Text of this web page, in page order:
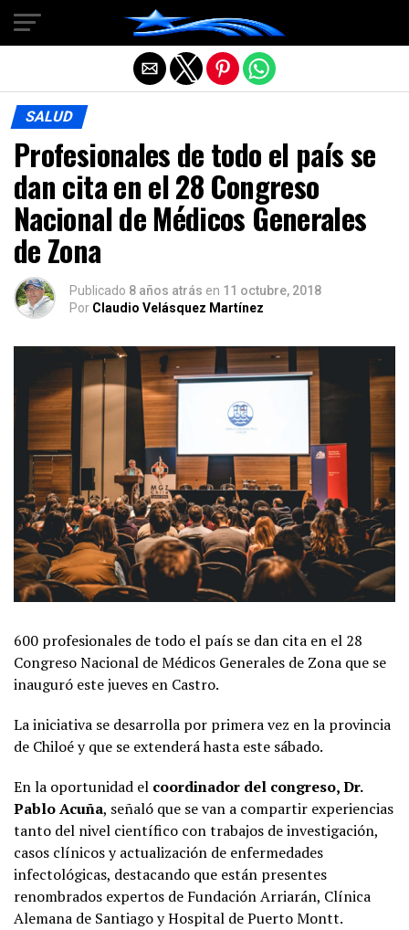
SALUD
Profesionales de todo el país se
dan cita en el 28 Congreso
Nacional de Médicos Generales
de Zona
Publicado 8 años atrás en 11 octubre, 2018
Por Claudio Velásquez Martínez
600 profesionales de todo el país se dan cita en el 28
Congreso Nacional de Médicos Generales de Zona que se
inauguró este jueves en Castro.
La iniciativa se desarrolla por primera vez en la provincia
de Chiloé y que se extenderá hasta este sábado.
En la oportunidad el coordinador del congreso, Dr.
Pablo Acuña, señaló que se van a compartir experiencias
tanto del nivel científico con trabajos de investigación,
casos clínicos y actualización de enfermedades
infectológicas, destacando que están presentes
renombrados expertos de Fundación Arriarán, Clínica
Alemana de Santiago y Hospital de Puerto Montt.
Salir de la versión móvil